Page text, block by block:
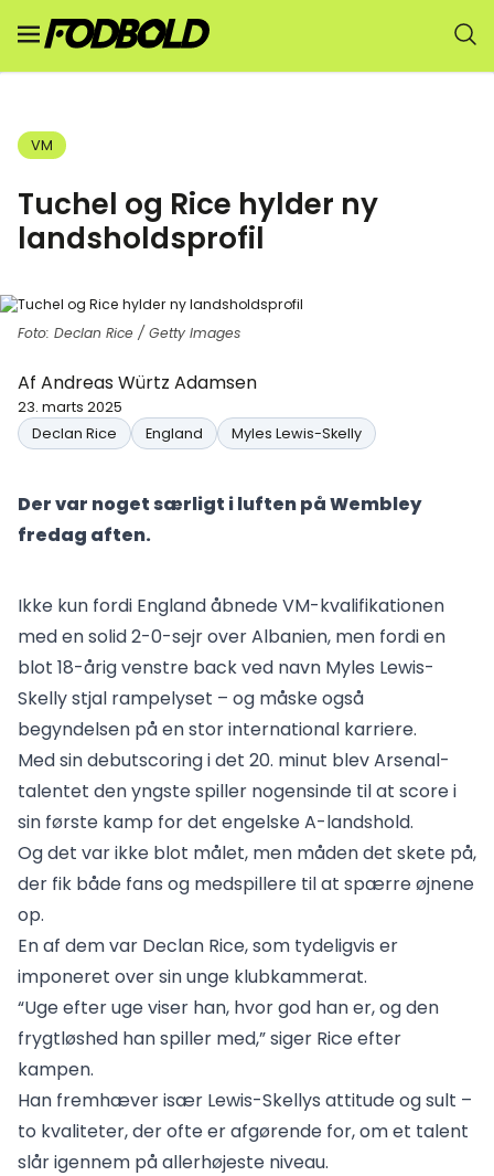
VM
Tuchel og Rice hylder ny
landsholdsprofil
Foto: Declan Rice / Getty Images
Af Andreas Würtz Adamsen
23. marts 2025
Declan Rice
England Myles Lewis-Skelly
Der var noget særligt i luften på Wembley
fredag aften.
Ikke kun fordi England åbnede VM-kvalifikationen
med en solid 2-0-sejr over Albanien, men fordi en
blot 18-årig venstre back ved navn Myles Lewis-
Skelly stjal rampelyset – og måske også
begyndelsen på en stor international karriere.
Med sin debutscoring i det 20. minut blev Arsenal-
talentet den yngste spiller nogensinde til at score i
sin første kamp for det engelske A-landshold.
Og det var ikke blot målet, men måden det skete på,
der fik både fans og medspillere til at spærre øjnene
op.
En af dem var Declan Rice, som tydeligvis er
imponeret over sin unge klubkammerat.
“Uge efter uge viser han, hvor god han er, og den
frygtløshed han spiller med,” siger Rice efter
kampen.
Han fremhæver især Lewis-Skellys attitude og sult –
to kvaliteter, der ofte er afgørende for, om et talent
slår igennem på allerhøjeste niveau.